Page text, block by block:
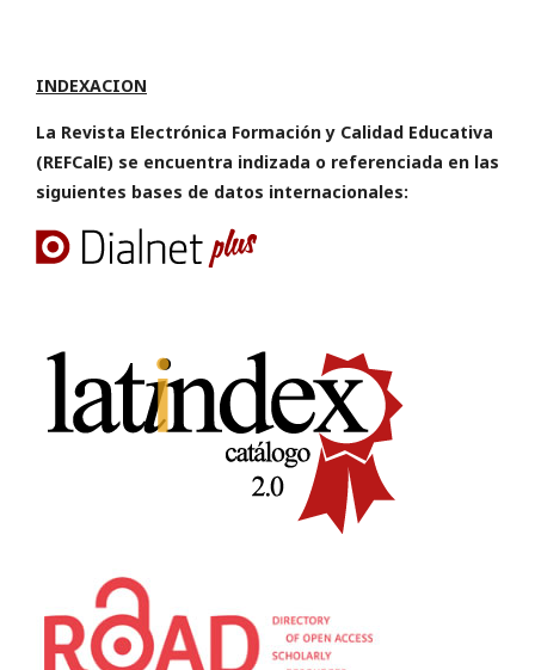
INDEXACION
La Revista Electrónica Formación y Calidad Educativa
(REFCalE) se encuentra indizada o referenciada en las
siguientes bases de datos internacionales: